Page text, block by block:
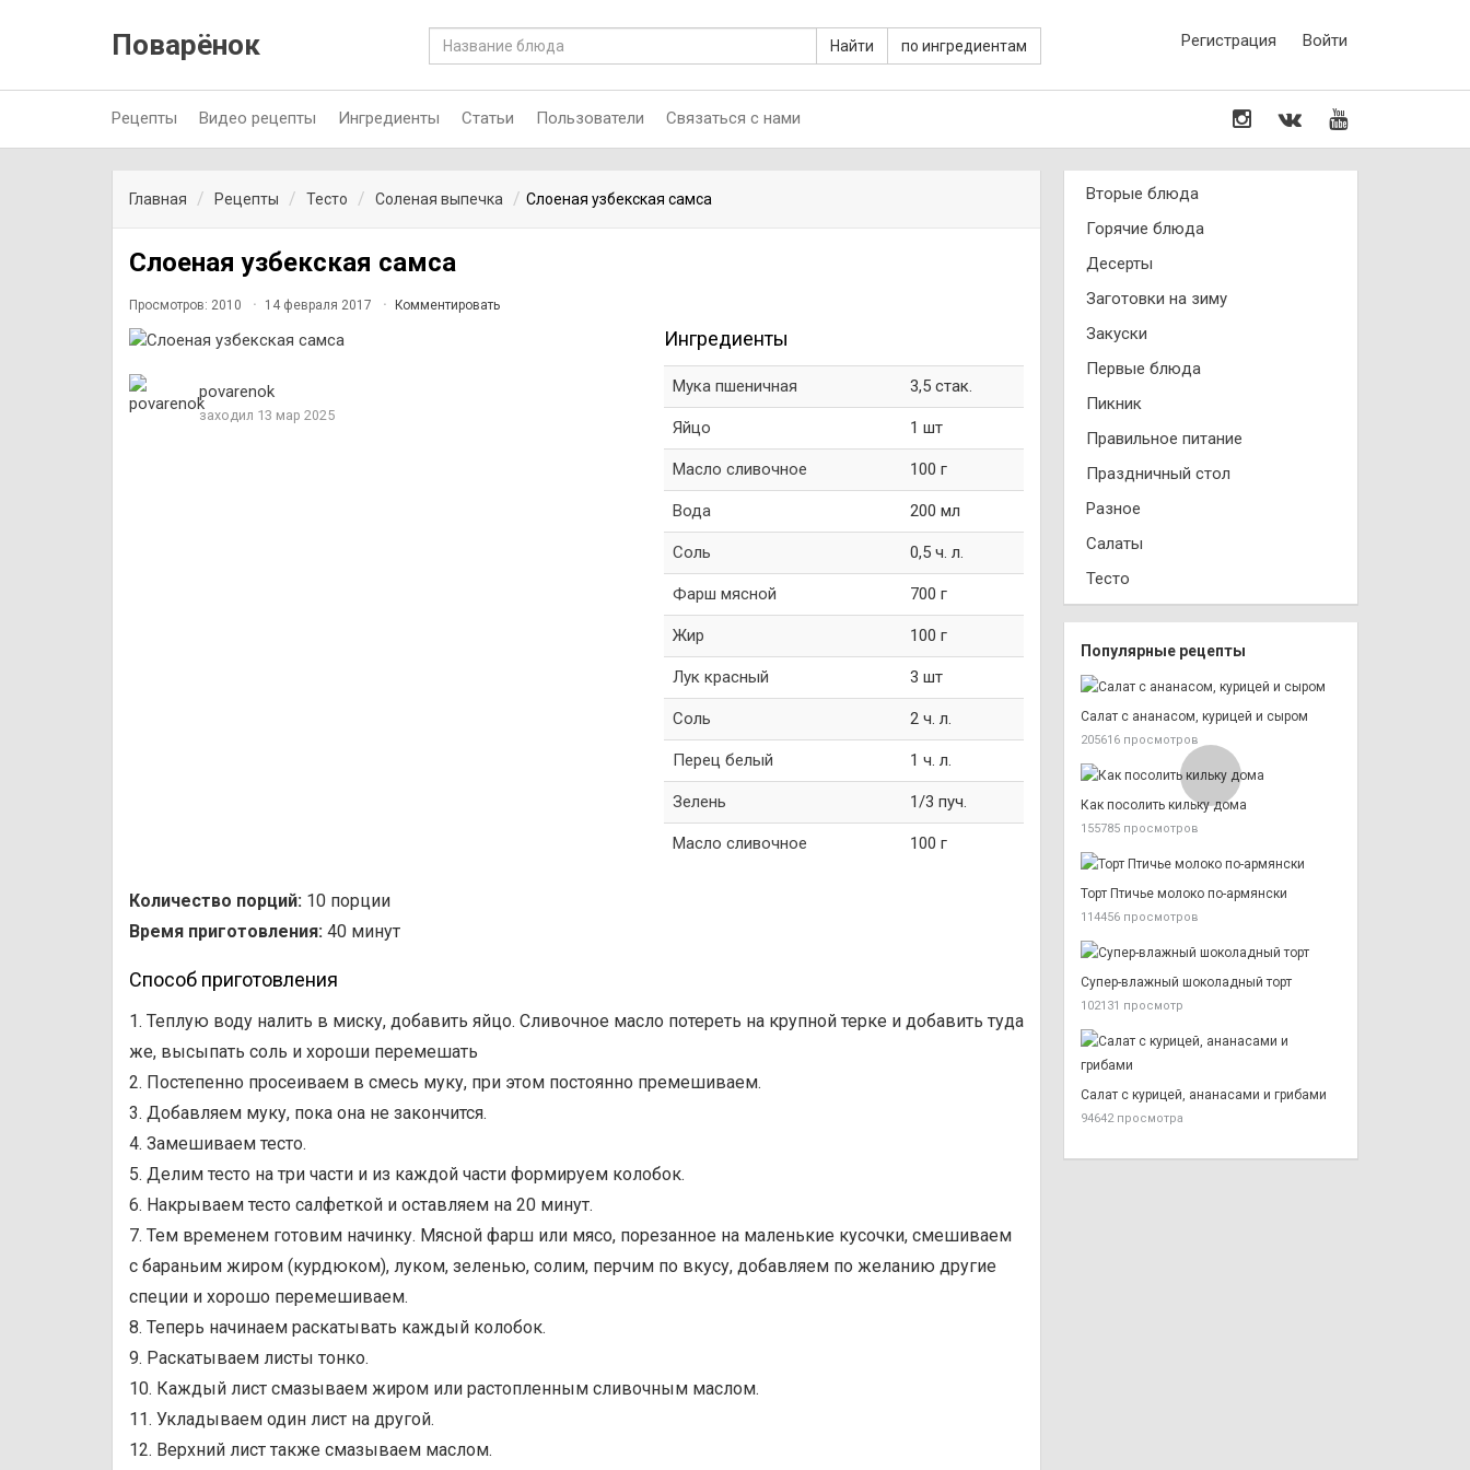
Поварёнок Найти по ингредиентам Регистрация Войти
Рецепты Видео рецепты Ингредиенты Статьи Пользователи Связаться с нами
Главная Рецепты Тесто Соленая выпечка Слоеная узбекская самса
Слоеная узбекская самса
Просмотров: 2010 14 февраля 2017 Комментировать
povarenok
заходил 13 мар 2025
Ингредиенты
Мука пшеничная 3,5 стак.
Яйцо 1 шт
Масло сливочное 100 г
Вода 200 мл
Соль 0,5 ч. л.
Фарш мясной 700 г
Жир 100 г
Лук красный 3 шт
Соль 2 ч. л.
Перец белый 1 ч. л.
Зелень 1/3 пуч.
Масло сливочное 100 г
Количество порций: 10 порции
Время приготовления: 40 минут
Способ приготовления
1. Теплую воду налить в миску, добавить яйцо. Сливочное масло потереть на крупной терке и добавить туда
же, высыпать соль и хороши перемешать
2. Постепенно просеиваем в смесь муку, при этом постоянно премешиваем.
3. Добавляем муку, пока она не закончится.
4. Замешиваем тесто.
5. Делим тесто на три части и из каждой части формируем колобок.
6. Накрываем тесто салфеткой и оставляем на 20 минут.
7. Тем временем готовим начинку. Мясной фарш или мясо, порезанное на маленькие кусочки, смешиваем
с бараньим жиром (курдюком), луком, зеленью, солим, перчим по вкусу, добавляем по желанию другие
специи и хорошо перемешиваем.
8. Теперь начинаем раскатывать каждый колобок.
9. Раскатываем листы тонко.
10. Каждый лист смазываем жиром или растопленным сливочным маслом.
11. Укладываем один лист на другой.
12. Верхний лист также смазываем маслом.
Вторые блюда
Горячие блюда
Десерты
Заготовки на зиму
Закуски
Первые блюда
Пикник
Правильное питание
Праздничный стол
Разное
Салаты
Тесто
Популярные рецепты
Салат с ананасом, курицей и сыром
205616 просмотров
Как посолить кильку дома
155785 просмотров
Торт Птичье молоко по-армянски
114456 просмотров
Супер-влажный шоколадный торт
102131 просмотр
Салат с курицей, ананасами и грибами
94642 просмотра